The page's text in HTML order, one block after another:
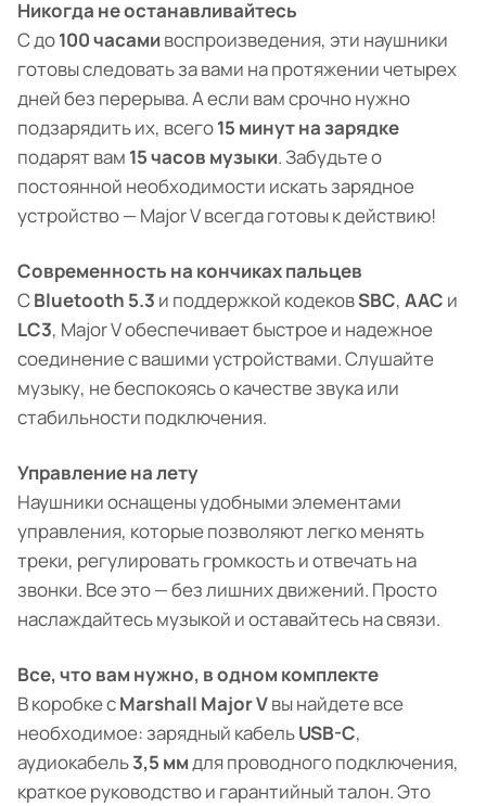
Никогда не останавливайтесь
С до100 часамивоспроизведения, эти наушники
готовы следовать за вами на протяжении четырех
дней без перерыва. А если вам срочно нужно
подзарядить их, всего15 минут на зарядке
подарят вам 15 часов музыки. Забудьте о
постоянной необходимости искать зарядное
устройство — Major V всегда готовы к действию!
Современность на кончиках пальцев
СBluetooth 5.3 и поддержкой кодековSBC, AAC и
LC3, Major V обеспечивает быстрое и надежное
соединение с вашими устройствами. Слушайте
музыку, не беспокоясь о качестве звука или
стабильности подключения.
Управление на лету
Наушники оснащены удобными элементами
управления, которые позволяют легко менять
треки, регулировать громкость и отвечать на
звонки. Все это — без лишних движений. Просто
наслаждайтесь музыкой и оставайтесь на связи.
Все, что вам нужно, в одном комплекте
В коробке сMarshall Major Vвы найдете все
необходимое: зарядный кабельUSB-C,
аудиокабель3,5 ммдля проводного подключения,
краткое руководство и гарантийный талон. Это